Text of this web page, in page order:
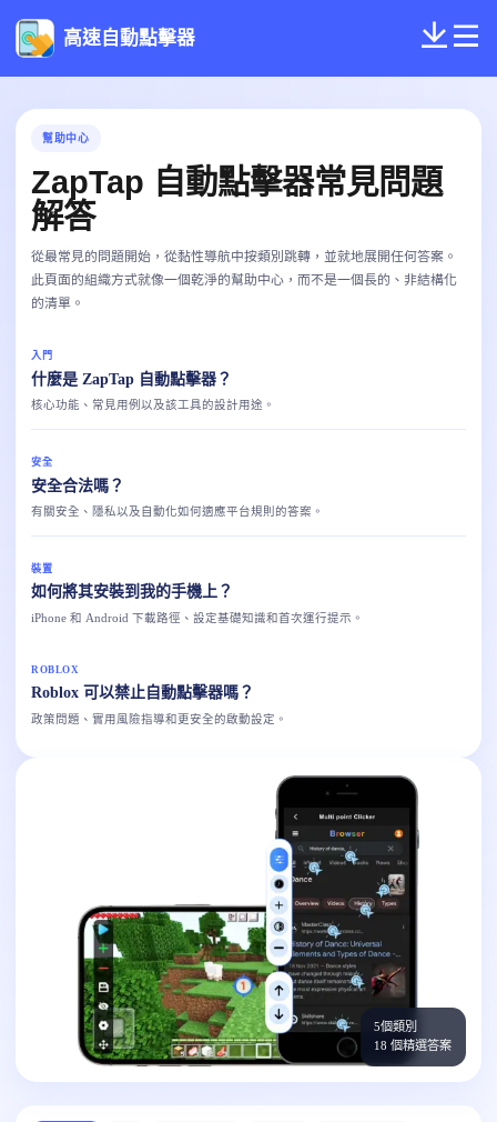
高速自動點擊器
幫助中心
ZapTap 自動點擊器常見問題
解答
從最常見的問題開始，從黏性導航中按類別跳轉，並就地展開任何答案。
此頁面的組織方式就像一個乾淨的幫助中心，而不是一個長的、非結構化
的清單。
入門
什麼是 ZapTap 自動點擊器？
核心功能、常見用例以及該工具的設計用途。
安全
安全合法嗎？
有關安全、隱私以及自動化如何適應平台規則的答案。
裝置
如何將其安裝到我的手機上？
iPhone 和 Android 下載路徑、設定基礎知識和首次運行提示。
ROBLOX
Roblox 可以禁止自動點擊器嗎？
政策問題、實用風險指導和更安全的啟動設定。
5個類別
18 個精選答案